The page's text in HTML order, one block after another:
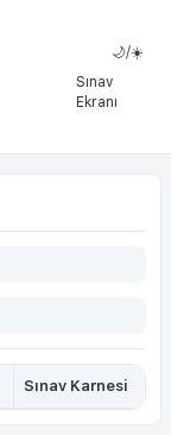
🌙/☀️
Sınav
Ekranı
Sınav Karnesi